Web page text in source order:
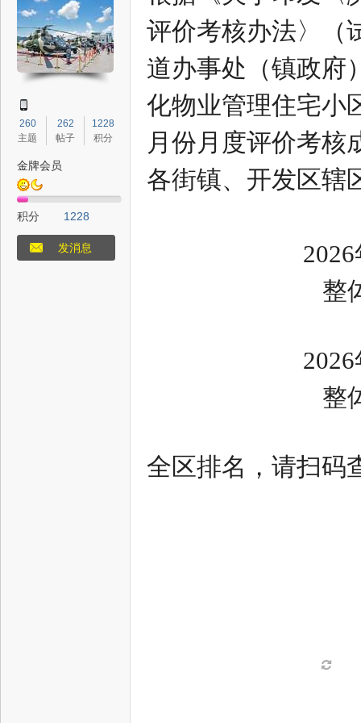
260
主题
262
帖子
1228
积分
金牌会员
积分 1228
发消息
评价考核办法〉（
道办事处（镇政府
化物业管理住宅小
月份月度评价考核
各街镇、开发区辖
整
整
全区排名，请扫码